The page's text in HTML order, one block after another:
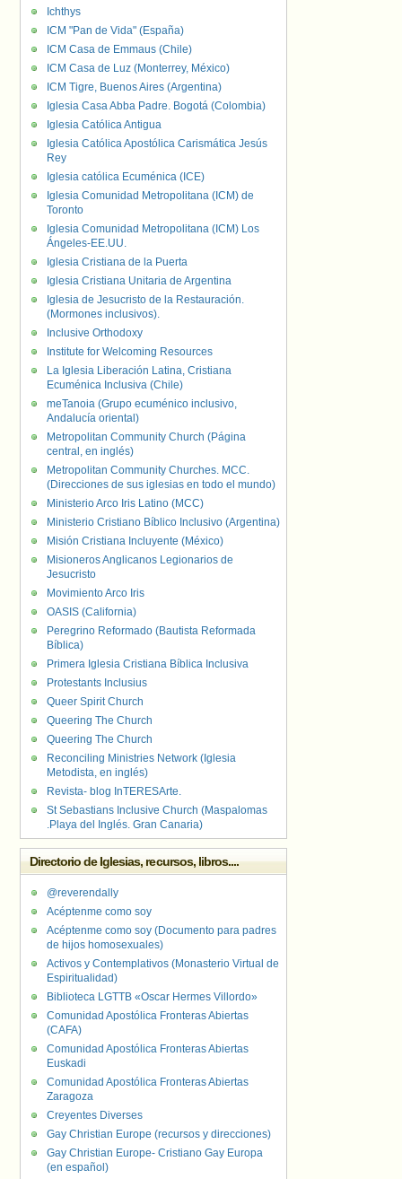
Ichthys
ICM "Pan de Vida" (España)
ICM Casa de Emmaus (Chile)
ICM Casa de Luz (Monterrey, México)
ICM Tigre, Buenos Aires (Argentina)
Iglesia Casa Abba Padre. Bogotá (Colombia)
Iglesia Católica Antigua
Iglesia Católica Apostólica Carismática Jesús
Rey
Iglesia católica Ecuménica (ICE)
Iglesia Comunidad Metropolitana (ICM) de
Toronto
Iglesia Comunidad Metropolitana (ICM) Los
Ángeles-EE.UU.
Iglesia Cristiana de la Puerta
Iglesia Cristiana Unitaria de Argentina
Iglesia de Jesucristo de la Restauración.
(Mormones inclusivos).
Inclusive Orthodoxy
Institute for Welcoming Resources
La Iglesia Liberación Latina, Cristiana
Ecuménica Inclusiva (Chile)
meTanoia (Grupo ecuménico inclusivo,
Andalucía oriental)
Metropolitan Community Church (Página
central, en inglés)
Metropolitan Community Churches. MCC.
(Direcciones de sus iglesias en todo el mundo)
Ministerio Arco Iris Latino (MCC)
Ministerio Cristiano Bíblico Inclusivo (Argentina)
Misión Cristiana Incluyente (México)
Misioneros Anglicanos Legionarios de
Jesucristo
Movimiento Arco Iris
OASIS (California)
Peregrino Reformado (Bautista Reformada
Bíblica)
Primera Iglesia Cristiana Bíblica Inclusiva
Protestants Inclusius
Queer Spirit Church
Queering The Church
Queering The Church
Reconciling Ministries Network (Iglesia
Metodista, en inglés)
Revista- blog InTERESArte.
St Sebastians Inclusive Church (Maspalomas
.Playa del Inglés. Gran Canaria)
Directorio de Iglesias, recursos, libros....
@reverendally
Acéptenme como soy
Acéptenme como soy (Documento para padres
de hijos homosexuales)
Activos y Contemplativos (Monasterio Virtual de
Espiritualidad)
Biblioteca LGTTB «Oscar Hermes Villordo»
Comunidad Apostólica Fronteras Abiertas
(CAFA)
Comunidad Apostólica Fronteras Abiertas
Euskadi
Comunidad Apostólica Fronteras Abiertas
Zaragoza
Creyentes Diverses
Gay Christian Europe (recursos y direcciones)
Gay Christian Europe- Cristiano Gay Europa
(en español)